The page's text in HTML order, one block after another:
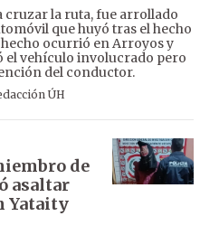
cruzar la ruta, fue arrollado
que huyó tras el hecho
ocurrió en Arroyos y
el vehículo involucrado pero
del conductor.
ÚH
de
asaltar
Yataity